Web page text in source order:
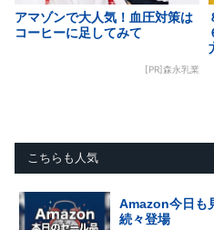
アマゾンで大人気！血圧対策は
コーヒーに足してみて
[PR]森永乳業
こちらも人気
Amazon今日も
続々登場